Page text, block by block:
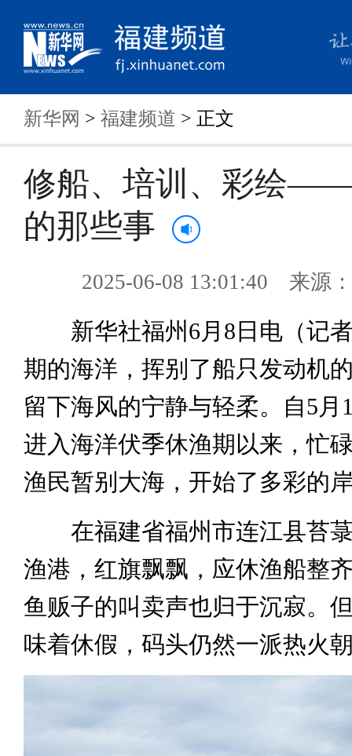
新华网 > 福建频道 > 正文
修船、培训、彩绘
的那些事
2025-06-08 13:01:40 来源
新华社福州6月8日电（记者
期的海洋，挥别了船只发动机
留下海风的宁静与轻柔。自5月
进入海洋伏季休渔期以来，忙
渔民暂别大海，开始了多彩的
在福建省福州市连江县苔菉
渔港，红旗飘飘，应休渔船整
鱼贩子的叫卖声也归于沉寂。
味着休假，码头仍然一派热火